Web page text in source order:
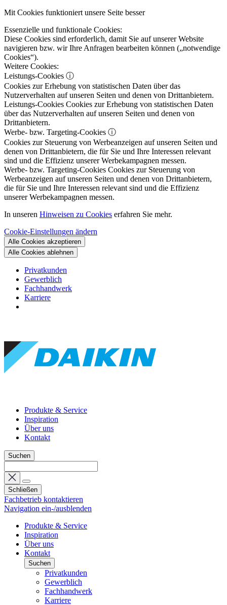
Mit Cookies funktioniert unsere Seite besser
Essenzielle und funktionale Cookies:
Diese Cookies sind erforderlich, damit Sie auf unserer Website
navigieren bzw. wir Ihre Anfragen bearbeiten können („notwendige
Cookies“).
Weitere Cookies:
Leistungs-Cookies ⓘ
Cookies zur Erhebung von statistischen Daten über das
Nutzerverhalten auf unseren Seiten und denen von Drittanbietern.
Leistungs-Cookies Cookies zur Erhebung von statistischen Daten
über das Nutzerverhalten auf unseren Seiten und denen von
Drittanbietern.
Werbe- bzw. Targeting-Cookies ⓘ
Cookies zur Steuerung von Werbeanzeigen auf unseren Seiten und
denen von Drittanbietern, die für Sie und Ihre Interessen relevant
sind und die Effizienz unserer Werbekampagnen messen.
Werbe- bzw. Targeting-Cookies Cookies zur Steuerung von
Werbeanzeigen auf unseren Seiten und denen von Drittanbietern,
die für Sie und Ihre Interessen relevant sind und die Effizienz
unserer Werbekampagnen messen.
In unseren Hinweisen zu Cookies erfahren Sie mehr.
Cookie-Einstellungen ändern
Alle Cookies akzeptieren
Alle Cookies ablehnen
Privatkunden
Gewerblich
Fachhandwerk
Karriere
Produkte & Service
Inspiration
Über uns
Kontakt
Suchen
Schließen
Fachbetrieb kontaktieren
Navigation ein-/ausblenden
Produkte & Service
Inspiration
Über uns
Kontakt
Suchen
Privatkunden
Gewerblich
Fachhandwerk
Karriere